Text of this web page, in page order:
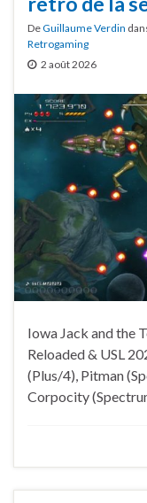
DeGuillaume Verdin
Retrogaming
2 août 2026
Iowa Jack and the
Reloaded & USL
(Plus/4), Pitman
Corpocity